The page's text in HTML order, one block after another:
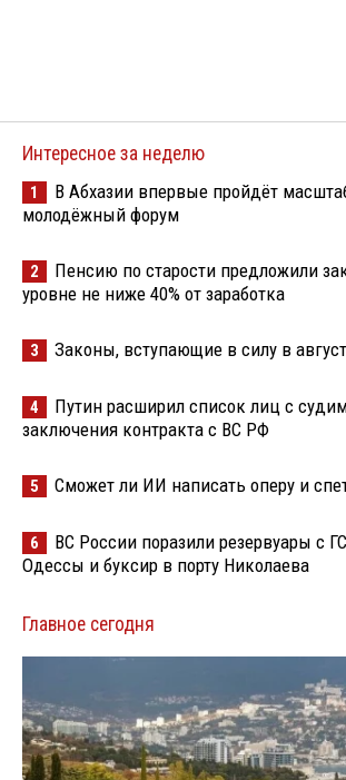
Интересное за неделю
1
В Абхазии впервые пройдёт
молодёжный форум
2
Пенсию по старости предложили
уровне не ниже 40% от заработка
3 Законы, вступающие в силу в
4
Путин расширил список лиц с
заключения контракта с ВС РФ
5 Сможет ли ИИ написать оперу и
6
ВС России поразили резервуары с
Одессы и буксир в порту Николаева
Главное сегодня